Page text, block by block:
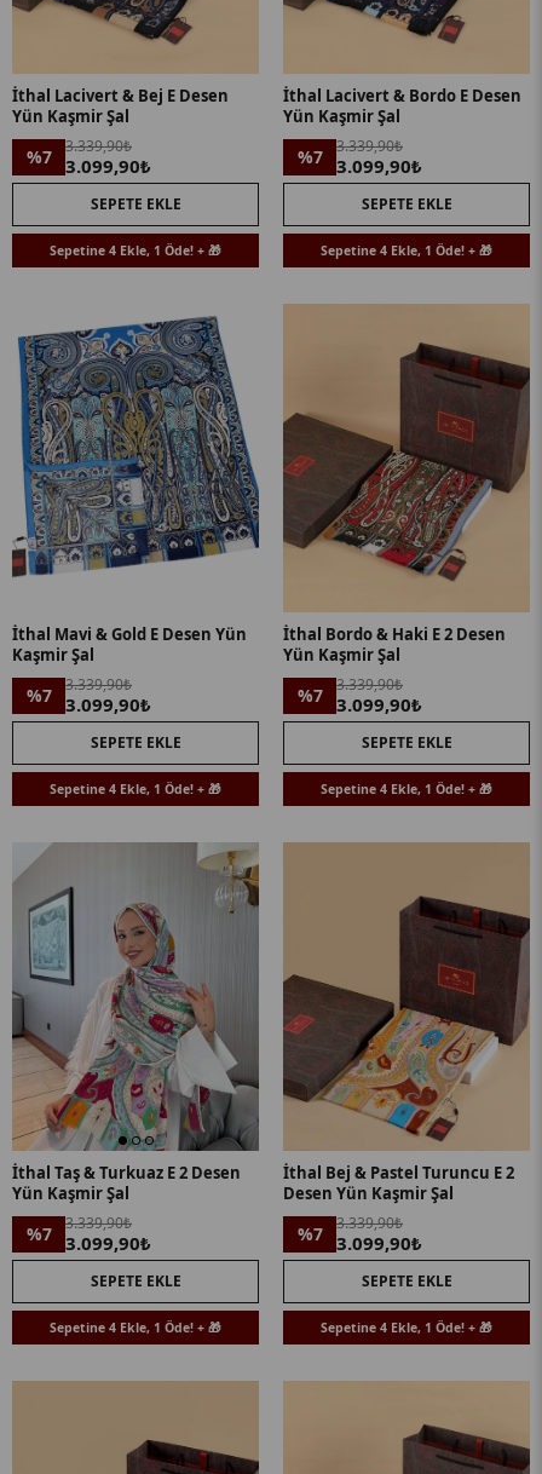
İthal Lacivert & Bej E Desen
Yün Kaşmir Şal
%7 3.339,90₺
3.099,90₺
SEPETE EKLE
Sepetine 4 Ekle, 1 Öde! + 🎁
İthal Lacivert & Bordo E Desen
Yün Kaşmir Şal
%7 3.339,90₺
3.099,90₺
SEPETE EKLE
Sepetine 4 Ekle, 1 Öde! + 🎁
İthal Mavi & Gold E Desen Yün
Kaşmir Şal
%7 3.339,90₺
3.099,90₺
SEPETE EKLE
Sepetine 4 Ekle, 1 Öde! + 🎁
İthal Bordo & Haki E 2 Desen
Yün Kaşmir Şal
%7 3.339,90₺
3.099,90₺
SEPETE EKLE
Sepetine 4 Ekle, 1 Öde! + 🎁
İthal Taş & Turkuaz E 2 Desen
Yün Kaşmir Şal
%7 3.339,90₺
3.099,90₺
SEPETE EKLE
Sepetine 4 Ekle, 1 Öde! + 🎁
İthal Bej & Pastel Turuncu E 2
Desen Yün Kaşmir Şal
%7 3.339,90₺
3.099,90₺
SEPETE EKLE
Sepetine 4 Ekle, 1 Öde! + 🎁